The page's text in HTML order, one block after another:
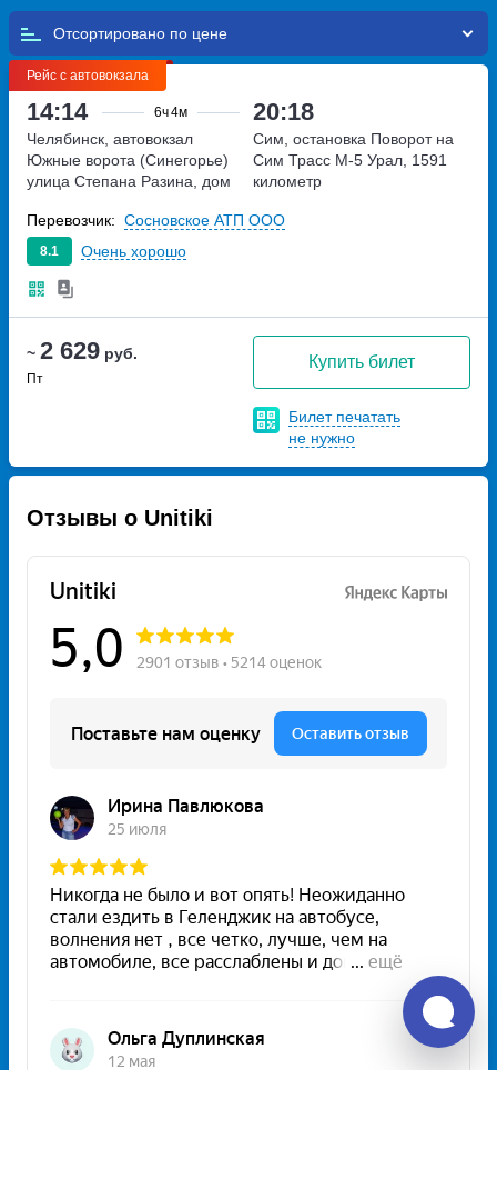
Отсортировано по
Рейс с автовокзала
14:14 6ч4м 20:18
~ 2 629 руб.
Пт
Купить билет
Билет печатать
не нужно
Челябинск, автовокзал
Южные ворота (Синегорье)
улица Степана Разина, дом
Сим, остановка Поворот на
Сим Трасс М-5 Урал, 1591
километр
8.1 Очень хорошо
Перевозчик: Сосновское АТП ООО
Отзывы о Unitiki